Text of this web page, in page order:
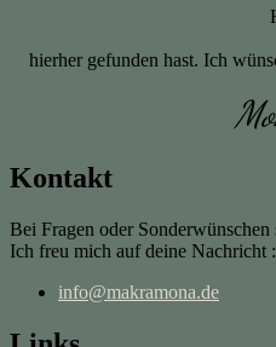
hierher gefunden hast. Ich
Kontakt
Bei Fragen oder
Ich freu mich auf deine Nachricht
info@makramona.de